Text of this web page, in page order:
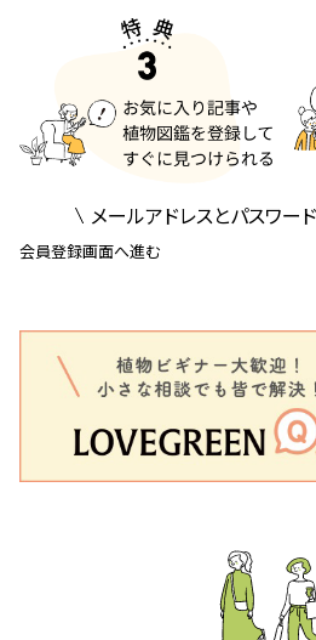
メールアドレスとパスワー
会員登録画面へ進む